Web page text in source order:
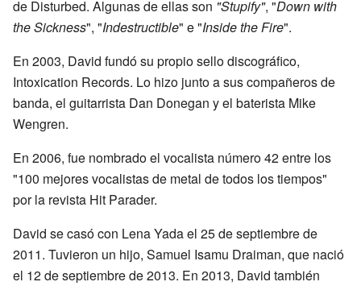
de Disturbed. Algunas de ellas son "Stupify", "Down with
the Sickness", "Indestructible" e "Inside the Fire".
En 2003, David fundó su propio sello discográfico,
Intoxication Records. Lo hizo junto a sus compañeros de
banda, el guitarrista Dan Donegan y el baterista Mike
Wengren.
En 2006, fue nombrado el vocalista número 42 entre los
"100 mejores vocalistas de metal de todos los tiempos"
por la revista Hit Parader.
David se casó con Lena Yada el 25 de septiembre de
2011. Tuvieron un hijo, Samuel Isamu Draiman, que nació
el 12 de septiembre de 2013. En 2013, David también